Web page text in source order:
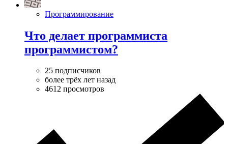
Программирование
Что делает программиста
программистом?
25 подписчиков
более трёх лет назад
4612 просмотров